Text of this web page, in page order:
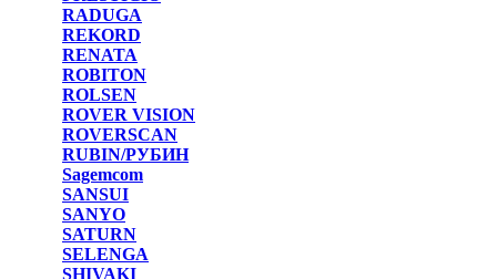
RADUGA
REKORD
RENATA
ROBITON
ROLSEN
ROVER VISION
ROVERSCAN
RUBIN/РУБИН
Sagemcom
SANSUI
SANYO
SATURN
SELENGA
SHIVAKI